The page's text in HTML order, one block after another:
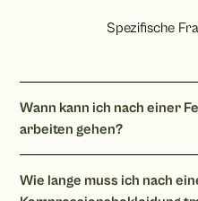
Spezifische
Wann kann ich nach einer
arbeiten gehen?
Bürotätigkeit 1 Wochen
Wie lange muss ich nach